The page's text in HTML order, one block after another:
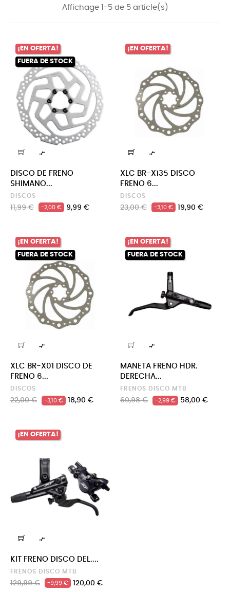
Affichage 1-5 de 5 article(s)
¡EN OFERTA!
FUERA DE STOCK

DISCO DE FRENO
SHIMANO...
DISCOS
Precio
11,99 € -2,00 € Precio
9,99 €
¡EN OFERTA!

XLC BR-X135 DISCO
FRENO 6...
DISCOS
Precio
23,00 € -3,10 € Precio
19,90 €
¡EN OFERTA!
FUERA DE STOCK

XLC BR-X01 DISCO DE
FRENO 6...
DISCOS
Precio
22,00 € -3,10 € Precio
18,90 €
¡EN OFERTA!
FUERA DE STOCK

MANETA FRENO HDR.
DERECHA...
FRENOS DISCO MTB
Precio
60,98 € -2,99 € Precio
58,00 €
¡EN OFERTA!

KIT FRENO DISCO DEL....
FRENOS DISCO MTB
Precio
129,99 € -9,99 € Precio
120,00 €